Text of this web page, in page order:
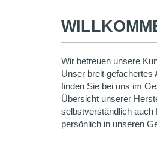
Wir betreuen unsere
Unser breit gefächertes
finden Sie bei uns im
Übersicht unserer
selbstverständlich auch
persönlich in unseren